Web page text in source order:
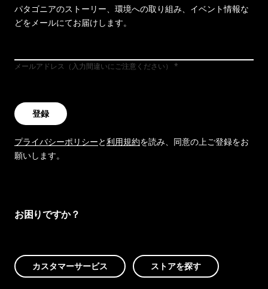
パタゴニアのストーリー、環境への取り組み、イベント情報な
どをメールにてお届けします。
メールアドレス（入力間違いにご注意ください）
登録
プライバシーポリシーと利用規約を読み、同意の上ご登録をお
願いします。
お困りですか？
カスタマーサービス ストアを探す